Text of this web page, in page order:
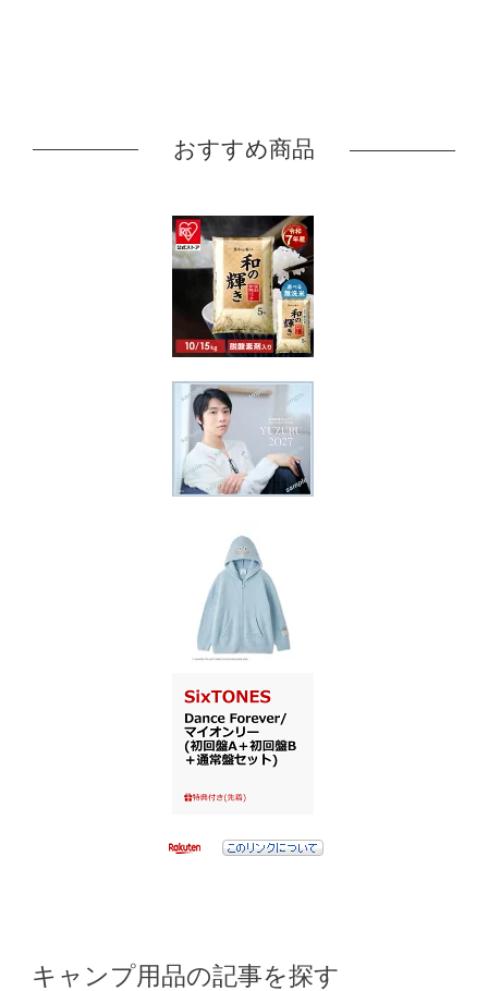
おすすめ商品
キャンプ用品の記事を探す